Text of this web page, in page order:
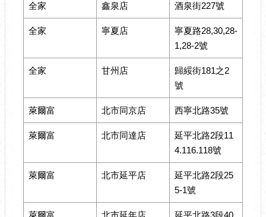
全家 鑫泉店 酒泉街227號
全家 寧夏店
寧夏路28,30,28-
1,28-2號
全家 甘州店
歸綏街181之2
號
萊爾富 北市同京店 西寧北路35號
萊爾富 北市同達店
延平北路2段11
4.116.118號
萊爾富 北市延平店
延平北路2段25
5-1號
萊爾富 北市延年店
延平北路3段40